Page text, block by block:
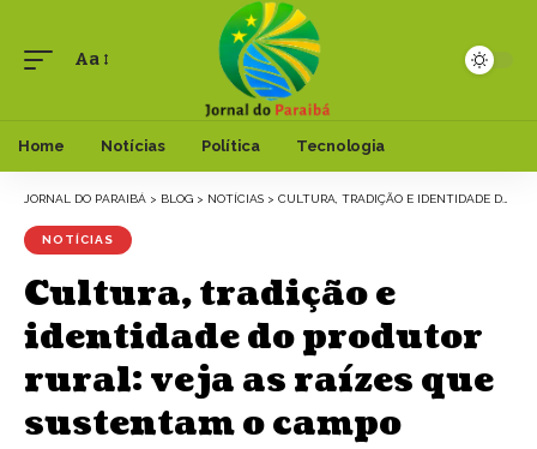
Aa
Home Notícias Política Tecnologia
JORNAL DO PARAIBÁ > BLOG > NOTÍCIAS > CULTURA, TRADIÇÃO E IDENTIDADE DO PRODUTOR RURAL: VEJA AS RAÍZES QUE SUSTENTAM O CAMPO
NOTÍCIAS
Cultura, tradição e
identidade do produtor
rural: veja as raízes que
sustentam o campo